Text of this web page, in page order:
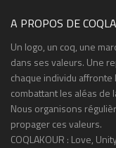
A PROPOS DE
Un logo, un coq, une
dans ses valeurs. Une
chaque individu
combattant les aléas de
Nous organisons
propager ces valeurs.
COQLAKOUR : Love,